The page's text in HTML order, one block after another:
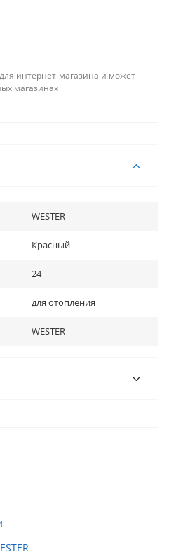
интернет-магазина и может
магазинах
WESTER
Красный
24
для отопления
WESTER